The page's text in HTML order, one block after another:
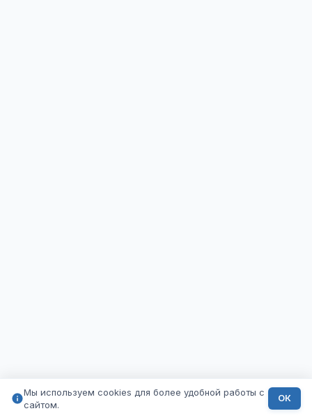
Мы используем cookies для более удобной работы с
сайтом.
ОК